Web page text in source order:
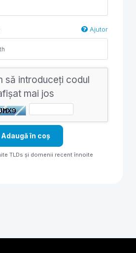
Ajutor
să introduceți codul
mai jos
Adaugă în coș
TLDs și domenii recent înnoite